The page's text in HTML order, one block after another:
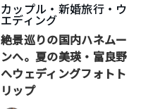
カップル・新婚旅行・ウ
エディング
絶景巡りの国内ハネムー
ンへ。夏の美瑛・富良野
へウェディングフォトト
リップ